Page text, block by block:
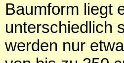
Baumform liegt
unterschiedlich
werden nur